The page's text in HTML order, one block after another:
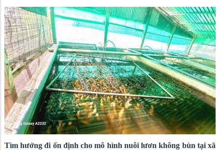
Tìm hướng đi ổn định cho mô hình nuôi lươn không bùn tại xã